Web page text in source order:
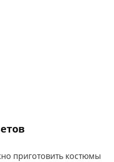
приготовить костюмы